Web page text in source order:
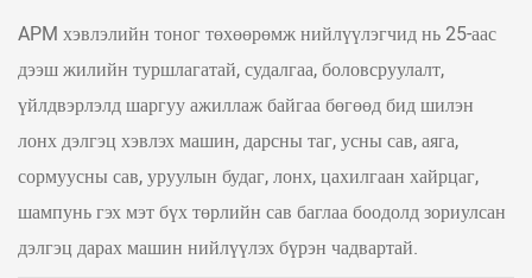
APM хэвлэлийн тоног төхөөрөмж нийлүүлэгчид нь 25-аас
дээш жилийн туршлагатай, судалгаа, боловсруулалт,
үйлдвэрлэлд шаргуу ажиллаж байгаа бөгөөд бид шилэн
лонх дэлгэц хэвлэх машин, дарсны таг, усны сав, аяга,
сормуусны сав, уруулын будаг, лонх, цахилгаан хайрцаг,
шампунь гэх мэт бүх төрлийн сав баглаа боодолд зориулсан
дэлгэц дарах машин нийлүүлэх бүрэн чадвартай.